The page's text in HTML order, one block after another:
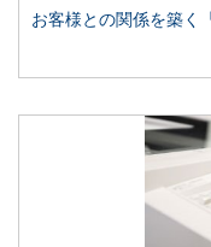
お客様との関係を築く